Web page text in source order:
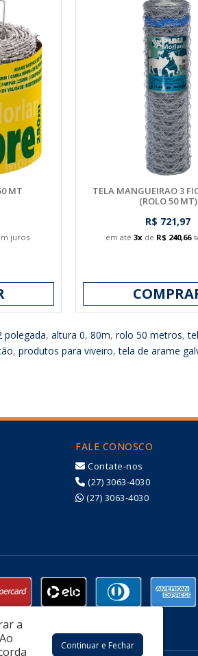
MT
juros
TELA MANGUEIRAO 3
(ROLO 50 MT)
R$ 721,97
em até 3x de R$ 240,66
polegada, altura 0, 80m, rolo 50 metros,
, produtos para viveiro,tela de arame
FALE CONOSCO
Contate-nos
(27) 3063-4030
(27) 3063-4030
a
Ao
Continuar e Fechar